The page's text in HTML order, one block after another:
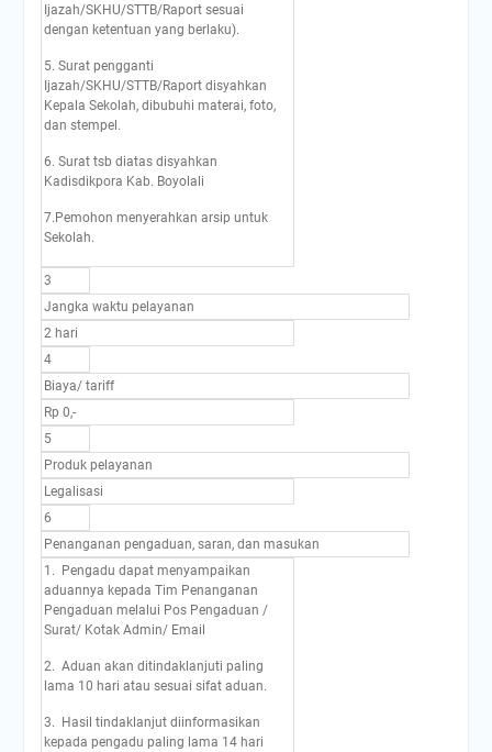
Ijazah/SKHU/STTB/Raport sesuai
dengan ketentuan yang berlaku).
5. Surat pengganti
Ijazah/SKHU/STTB/Raport disyahkan
Kepala Sekolah, dibubuhi materai, foto,
dan stempel.
6. Surat tsb diatas disyahkan
Kadisdikpora Kab. Boyolali
7.Pemohon menyerahkan arsip untuk
Sekolah.
3
Jangka waktu pelayanan
2 hari
4
Biaya/ tariff
Rp 0,-
5
Produk pelayanan
Legalisasi
6
Penanganan pengaduan, saran, dan masukan
1. Pengadu dapat menyampaikan
aduannya kepada Tim Penanganan
Pengaduan melalui Pos Pengaduan /
Surat/ Kotak Admin/ Email
2. Aduan akan ditindaklanjuti paling
lama 10 hari atau sesuai sifat aduan.
3. Hasil tindaklanjut diinformasikan
kepada pengadu paling lama 14 hari